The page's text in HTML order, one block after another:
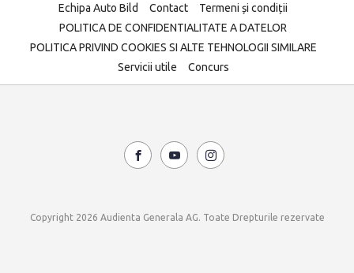
Echipa Auto Bild Contact
Termeni și condiții
POLITICA DE CONFIDENTIALITATE A DATELOR
POLITICA PRIVIND COOKIES SI ALTE TEHNOLOGII SIMILARE
Servicii utile
Concurs
Copyright 2026 Audienta Generala AG. Toate Drepturile rezervate